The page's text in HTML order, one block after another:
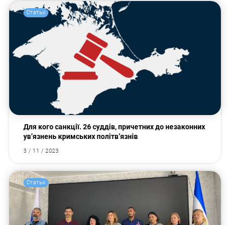
Статьи
Для кого санкції. 26 суддів, причетних до незаконних
ув’язнень кримських політв’язнів
3 / 11 / 2023
Статьи